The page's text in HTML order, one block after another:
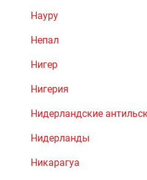
Науру
Непал
Нигер
Нигерия
Нидерландские
Нидерланды
Никарагуа